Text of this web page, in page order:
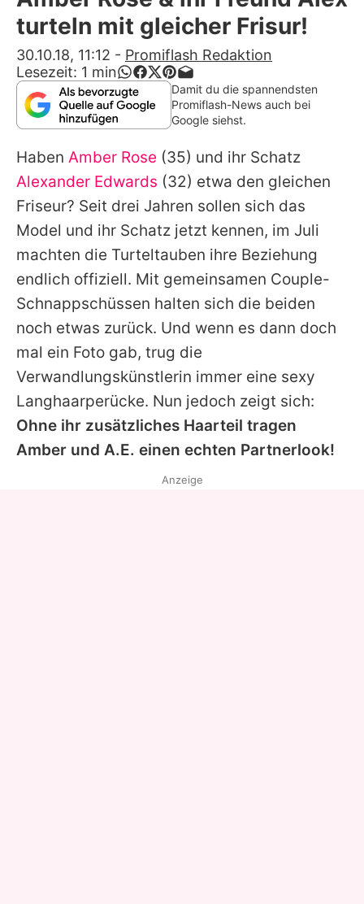
Alle Themen auf Promiflash
App runterladen
Team
Redaktionelle Richtlinien
Impressum
Nutzungsbedingungen
Utiq verwalten
turteln mit gleicher Frisur!
30.10.18, 11:12 - Promiflash Redaktion
Lesezeit: 1 min
Damit du die spannendsten
Promiflash-News auch bei
Google siehst.
Haben Amber Rose (35) und ihr Schatz
Alexander Edwards (32) etwa den gleichen
Friseur? Seit drei Jahren sollen sich das
Model und ihr Schatz jetzt kennen, im Juli
machten die Turteltauben ihre Beziehung
endlich offiziell. Mit gemeinsamen Couple-
Schnappschüssen halten sich die beiden
noch etwas zurück. Und wenn es dann doch
mal ein Foto gab, trug die
Verwandlungskünstlerin immer eine sexy
Langhaarperücke. Nun jedoch zeigt sich:
Ohne ihr zusätzliches Haarteil tragen
Amber und A.E. einen echten Partnerlook!
Anzeige